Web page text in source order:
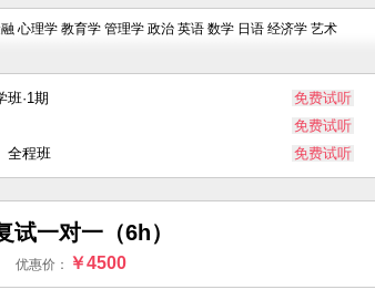
心理学 教育学 管理学 政治 英语 数学 日语 经济学 艺术
班·1期 免费试听
免费试听
全程班
免费试听
试一对一（6h）
优惠价： ￥4500